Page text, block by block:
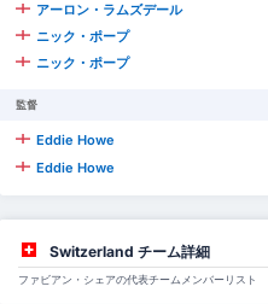
アーロン・ラムズデール
ニック・ポープ
ニック・ポープ
監督
Eddie Howe
Eddie Howe
Switzerland チーム詳細
ファビアン・シェアの代表チームメンバーリスト